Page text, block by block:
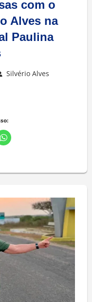
com o
Alves na
Paulina
Silvério Alves